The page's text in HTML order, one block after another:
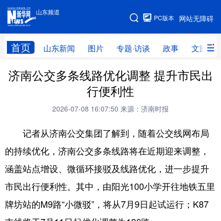
山东频道
网站无障碍
PC版本
首页 山东新闻 图片 专题·访谈 政事 文旅
手机版
网站地图
学习进行时 高层 时政 人事
财经 网评
全球连线
科技 科普 体育 文化
健康 军事 访谈 视频
食品 人居 信息化 乡村振兴
济南公交多条线路优化调整 提升市民出
行便利性
2026-07-08 16:07:50 来源：济南时报
记者从济南公交集团了解到，随着公交线网布局
的持续优化，济南公交多条线路将在近期迎来调整，
涵盖站点增设、微循环接驳及线路优化，进一步提升
市民出行便利性。其中，由阳光100小学开往地铁五里
牌坊站的M9路“小微驳”，将从7月9日起试运行；K87